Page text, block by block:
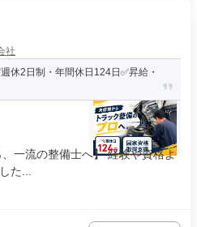
社
休2日制・年間休日124日✅️昇給・
一流の整備士へ】 経験や資格よ
た...